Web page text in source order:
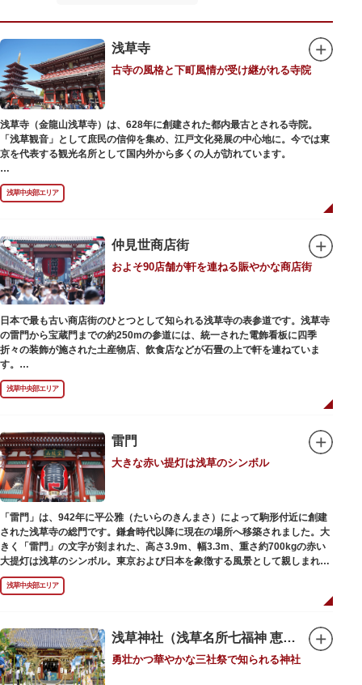
浅草寺
古寺の風格と下町風情が受け継がれる寺院
浅草寺（金龍山浅草寺）は、628年に創建された都内最古とされる寺院。
「浅草観音」として庶民の信仰を集め、江戸文化発展の中心地に。今では東
京を代表する観光名所として国内外から多くの人が訪れています。
浅草の象徴とも言える「雷門（風雷神門）」は、高さ3.9mの大提灯と風神雷
神像が安置された浅草寺の総門。本堂前には2体の仁王尊像が並ぶ山門「宝
蔵門」が建ち、参拝客を堂々と迎えてくれます。本堂前には、邪気を払うご
身を清めましょう。「観音堂」とも呼ばれる本堂にはご本尊の聖観世音菩薩
が祀られており、毎日定時に法要が執り行われています。
境内の歴史ある建造物も必見です。ひと際目立つ五重塔、国指定重要文化財
の二天門、浅草名所七福神のひとつ・大黒天が祀られた影向堂（ようごうど
う）など、悠久の時に思いを馳せて見学をお楽しみください。
日没後はライトアップされ、朱塗りの建物がより一層鮮やかに浮かび上がり
ます。昼間は約90店舗が軒を連ねる仲見世のお店も閉まり、シャッターに描
かれた「浅草絵巻」を楽しめるのも夜の醍醐味。撮影スポットやデートスポ
ットにもおすすめです。昼間と比べて人が少なくゆっくり巡れるので、足を
運んでみてはいかがでしょうか。
浅草中央部エリア
仲見世商店街
およそ90店舗が軒を連ねる賑やかな商店街
日本で最も古い商店街のひとつとして知られる浅草寺の表参道です。浅草寺
の雷門から宝蔵門までの約250mの参道には、統一された電飾看板に四季
折々の装飾が施された土産物店、飲食店などが石畳の上で軒を連ねていま
す。
人形焼や手焼きせんべいをはじめ、団子や揚げまんじゅう、雷おこしなどの
銘菓、和傘や扇子など伝統工芸品も並び、歩いているだけで浅草らしさを感
じる場所です。江戸文化を感じる粋な商品の数々は、海外からの観光客にも
ての味を堪能できるのも魅力。下町っ子の威勢の良い売り声が飛び交うな
か、お気に入りのお土産探しをお楽しみください。
浅草中央部エリア
雷門
大きな赤い提灯は浅草のシンボル
「雷門」は、942年に平公雅（たいらのきんまさ）によって駒形付近に創建
された浅草寺の総門です。鎌倉時代以降に現在の場所へ移築されました。大
きく「雷門」の文字が刻まれた、高さ3.9m、幅3.3m、重さ約700kgの赤い
大提灯は浅草のシンボル。東京および日本を象徴する風景として親しまれ、
フォトスポットとしても国内外の観光客を魅了し続けています。
提灯の底部に施された見事な龍の彫刻や、門の北側（風神雷神の背後）に安
置されている浅草寺の護法善神「天龍像」と「金龍像」も見どころ。正式名
ます。日没から23時頃までは雷門や浅草寺がライトアップされ、昼間とは違
った荘厳な雰囲気に包まれます。
何度も焼失と再建を繰り返し、現在の雷門は1960年に松下電器産業（現パナ
浅草中央部エリア
浅草神社（浅草名所七福神 恵比須）
勇壮かつ華やかな三社祭で知られる神社